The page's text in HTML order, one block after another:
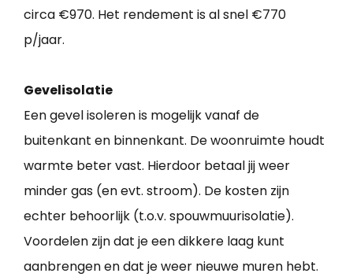
circa €970. Het rendement is al snel €770
p/jaar.
Gevelisolatie
Een gevel isoleren is mogelijk vanaf de
buitenkant en binnenkant. De woonruimte houdt
warmte beter vast. Hierdoor betaal jij weer
minder gas (en evt. stroom). De kosten zijn
echter behoorlijk (t.o.v. spouwmuurisolatie).
Voordelen zijn dat je een dikkere laag kunt
aanbrengen en dat je weer nieuwe muren hebt.